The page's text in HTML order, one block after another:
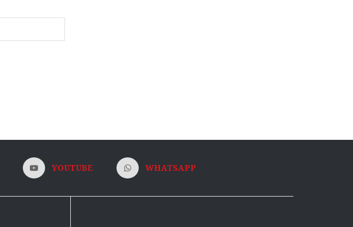
YOUTUBE WHATSAPP